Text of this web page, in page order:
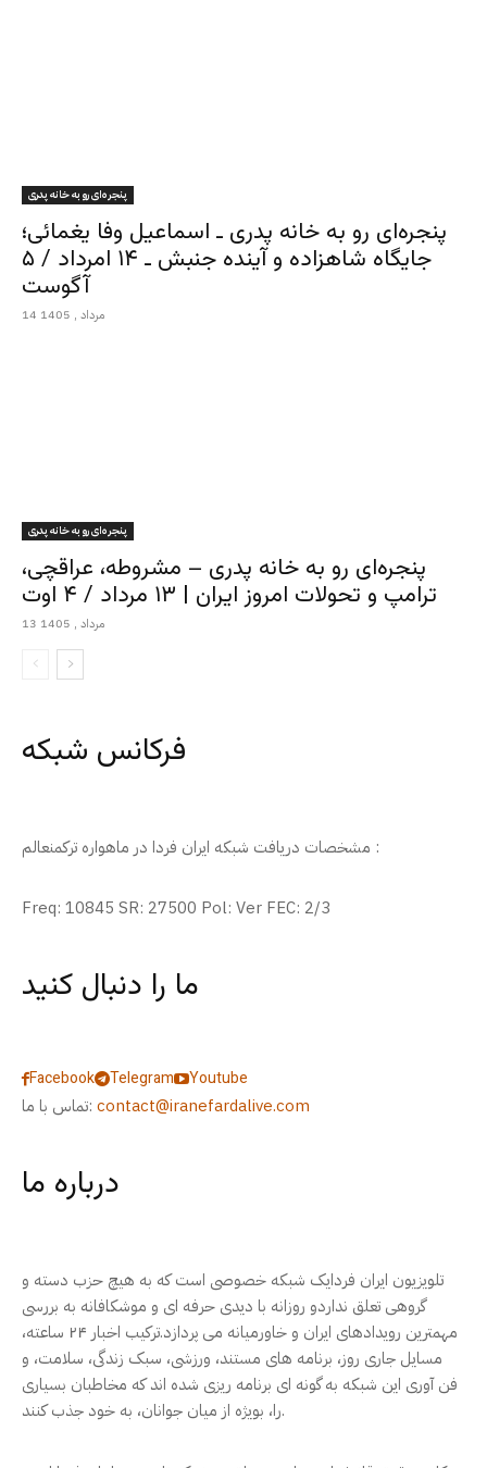
پنجره‌ای رو به خانه پدری
پنجره‌ای رو به خانه پدری ـ اسماعیل وفا یغمائی؛
جایگاه شاهزاده و آینده جنبش ـ ۱۴ امرداد / ۵
آگوست
14 مرداد , 1405
پنجره‌ای رو به خانه پدری
پنجره‌ای رو به خانه پدری – مشروطه، عراقچی،
ترامپ و تحولات امروز ایران | ۱۳ مرداد / ۴ اوت
13 مرداد , 1405
فرکانس شبکه
مشخصات دریافت شبکه ایران فردا در ماهواره ترکمنعالم :
Freq: 10845 SR: 27500 Pol: Ver FEC: 2/3
ما را دنبال کنید
Facebook Telegram
Youtube
تماس با ما: contact@iranefardalive.com
درباره ما
تلویزیون ایران فردایک شبکه خصوصی است که به هیچ حزب دسته و
گروهی تعلق نداردو روزانه با دیدی حرفه ای و موشکافانه به بررسی
مهمترین رویدادهای ایران و خاورمیانه می پردازد.ترکیب اخبار ۲۴ ساعته،
مسایل جاری روز، برنامه های مستند، ورزشی، سبک زندگی، سلامت، و
فن آوری این شبکه به گونه ای برنامه ریزی شده اند که مخاطبان بسیاری
را، بویژه از میان جوانان، به خود جذب کنند.